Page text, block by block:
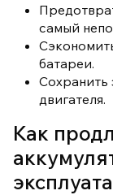
самый
батареи.
Сохранить
двигателя.
Как